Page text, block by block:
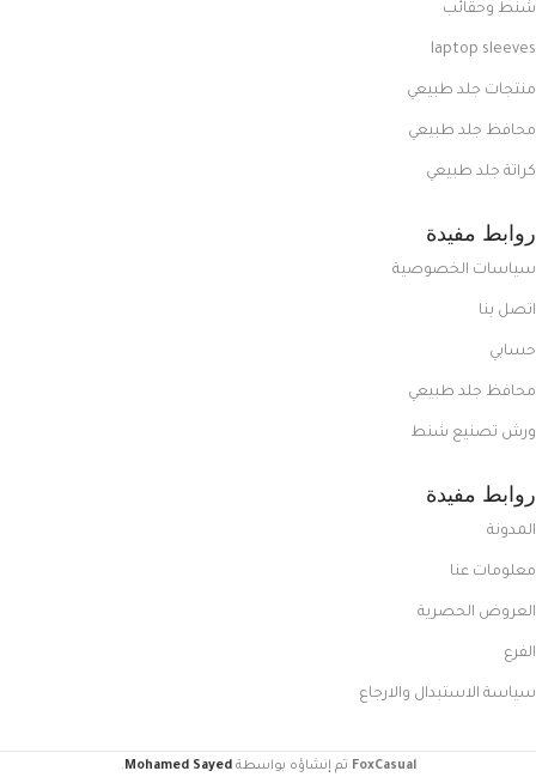
شنط وحقائب
laptop sleeves
منتجات جلد طبيعي
محافظ جلد طبيعي
كراتة جلد طبيعي
روابط مفيدة
سياسات الخصوصية
اتصل بنا
حسابي
محافظ جلد طبيعي
ورش تصنيع شنط
روابط مفيدة
المدونة
معلومات عنا
العروض الحصرية
الفرع
سياسة الاستبدال والارجاع
FoxCasual تم إنشاؤه بواسطةMohamed Sayed
.